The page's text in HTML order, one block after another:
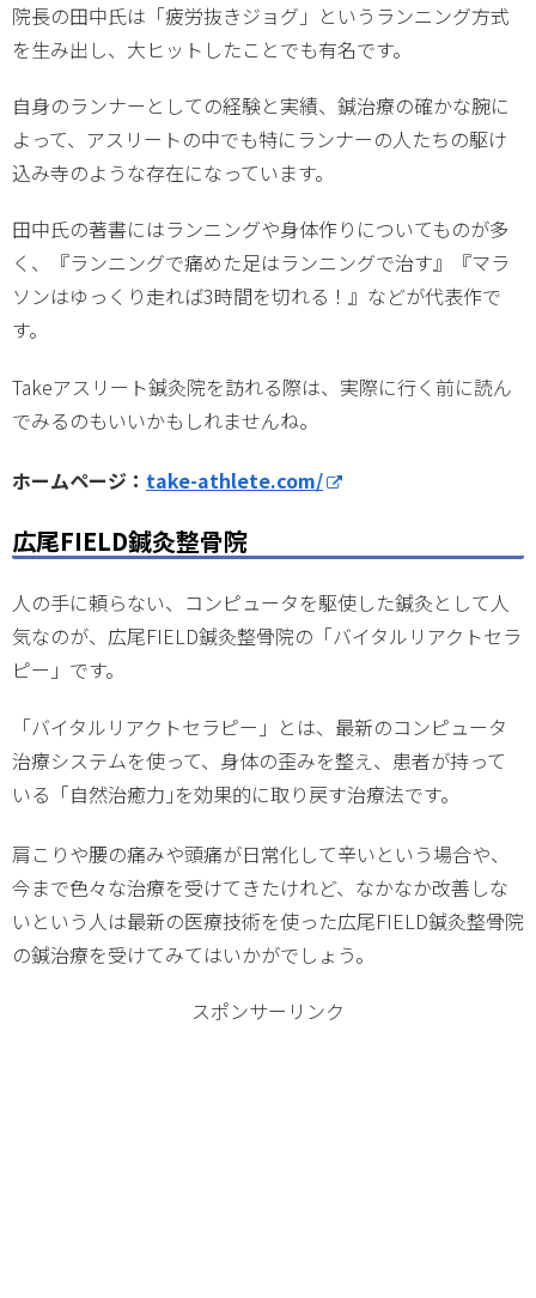
院長の田中氏は「疲労抜きジョグ」というランニング方式
を生み出し、大ヒットしたことでも有名です。
自身のランナーとしての経験と実績、鍼治療の確かな腕に
よって、アスリートの中でも特にランナーの人たちの駆け
込み寺のような存在になっています。
田中氏の著書にはランニングや身体作りについてものが多
く、『ランニングで痛めた足はランニングで治す』『マラ
ソンはゆっくり走れば3時間を切れる！』などが代表作で
す。
Takeアスリート鍼灸院を訪れる際は、実際に行く前に読ん
でみるのもいいかもしれませんね。
ホームページ： take-athlete.com/
広尾FIELD鍼灸整骨院
人の手に頼らない、コンピュータを駆使した鍼灸として人
気なのが、広尾FIELD鍼灸整骨院の「バイタルリアクトセラ
ピー」です。
「バイタルリアクトセラピー」とは、最新のコンピュータ
治療システムを使って、身体の歪みを整え、患者が持って
いる「自然治癒力｣を効果的に取り戻す治療法です。
肩こりや腰の痛みや頭痛が日常化して辛いという場合や、
今まで色々な治療を受けてきたけれど、なかなか改善しな
いという人は最新の医療技術を使った広尾FIELD鍼灸整骨院
の鍼治療を受けてみてはいかがでしょう。
スポンサーリンク